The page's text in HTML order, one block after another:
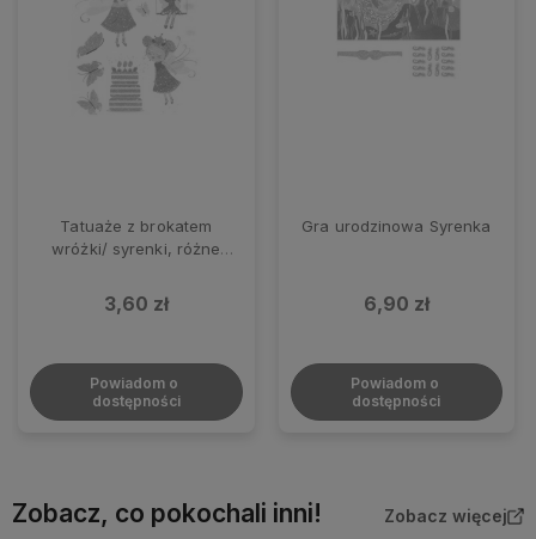
Tatuaże z brokatem
wróżki/ syrenki, różne
3,60 zł
Powiadom o
dostępności
Gra urodzinowa Syrenka
6,90 zł
Powiadom o
dostępności
Zobacz, co pokochali inni! Zobacz więcej